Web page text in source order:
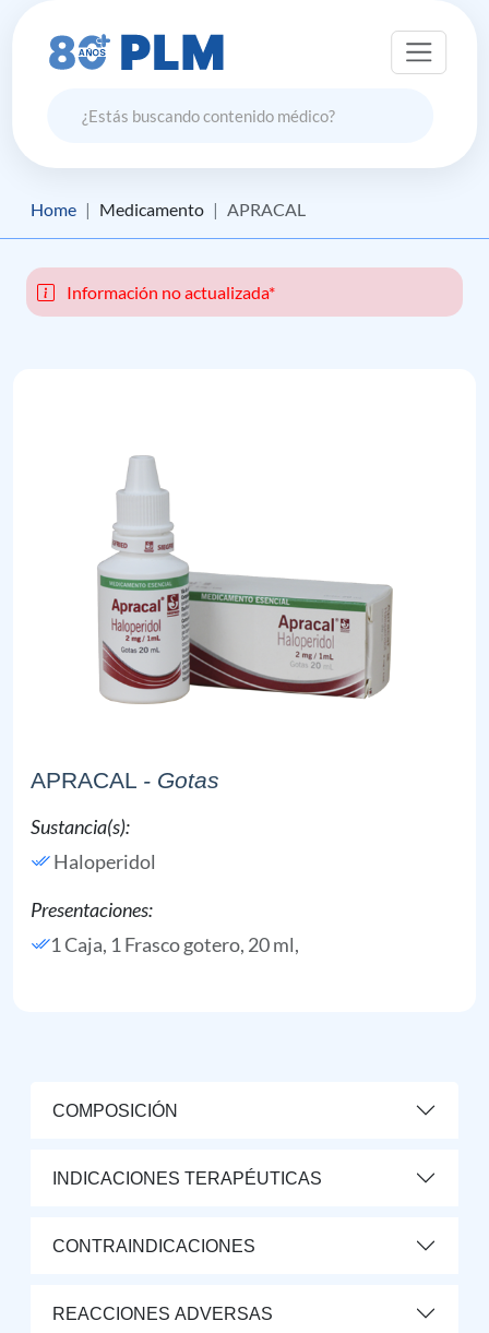
Home Medicamento APRACAL
Información no actualizada*
APRACAL - Gotas
Sustancia(s):
Haloperidol
Presentaciones:
1 Caja, 1 Frasco gotero, 20 ml,
COMPOSICIÓN
INDICACIONES TERAPÉUTICAS
CONTRAINDICACIONES
REACCIONES ADVERSAS